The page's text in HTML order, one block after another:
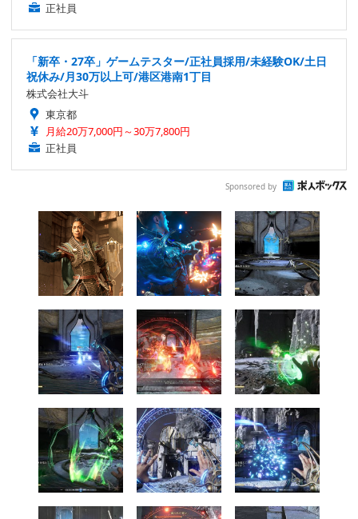
正社員
「新卒・27卒」ゲームテスター/正社員採用/未経験OK/土日
祝休み/月30万以上可/港区港南1丁目
株式会社大斗
東京都
月給20万7,000円～30万7,800円
正社員
Sponsored by